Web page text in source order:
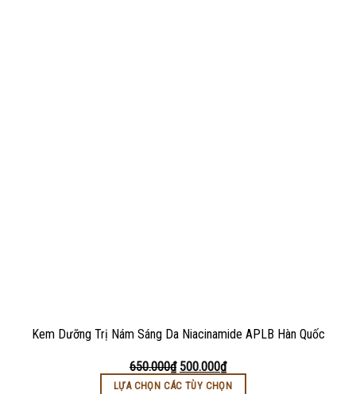
Kem Dưỡng Trị Nám Sáng Da Niacinamide APLB Hàn Quốc
650.000₫ 500.000₫
LỰA CHỌN CÁC TÙY CHỌN